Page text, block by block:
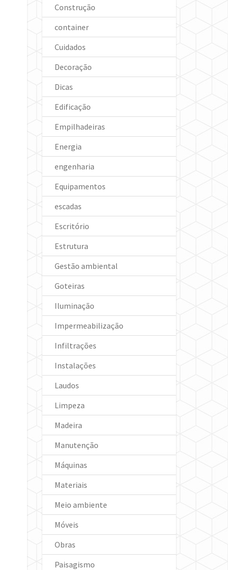
Construção
container
Cuidados
Decoração
Dicas
Edificação
Empilhadeiras
Energia
engenharia
Equipamentos
escadas
Escritório
Estrutura
Gestão ambiental
Goteiras
Iluminação
Impermeabilização
Infiltrações
Instalações
Laudos
Limpeza
Madeira
Manutenção
Máquinas
Materiais
Meio ambiente
Móveis
Obras
Paisagismo